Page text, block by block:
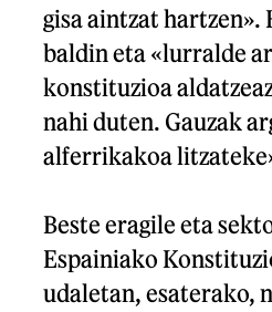
gisa aintzat
baldin eta «lurralde
konstituzioa
nahi duten. Gauzak
alferrikakoa
Beste eragile eta
Espainiako
udaletan, esaterako,